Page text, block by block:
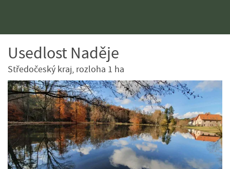
Usedlost Naděje
Středočeský kraj, rozloha 1 ha